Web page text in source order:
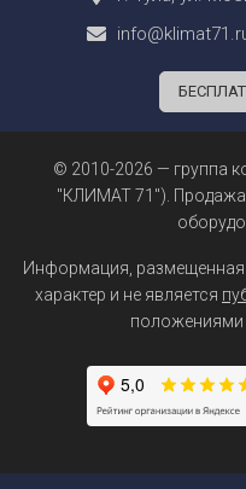
© 2010-2026 — группа
"КЛИМАТ 71"). Продажа
Информация,
характер и не является
положениями